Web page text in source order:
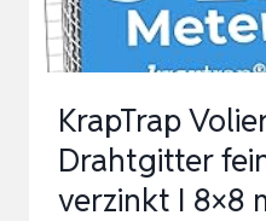
MM
I
X
1M
I
KrapTrap
Drahtgitter
verzinkt I 8×8